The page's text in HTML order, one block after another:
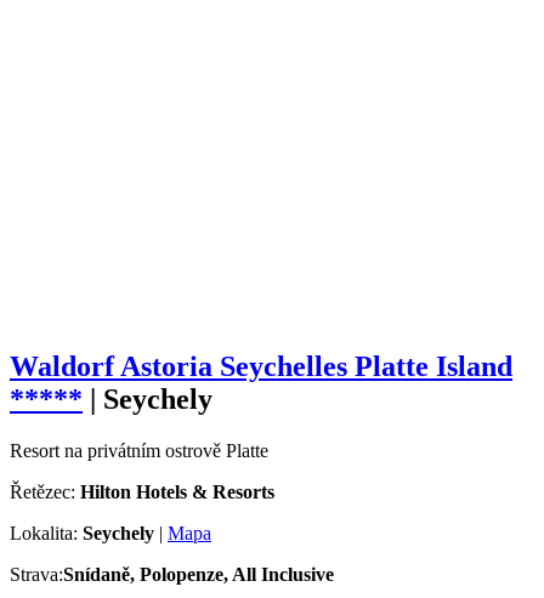
Waldorf Astoria Seychelles Platte Island
*****
Seychely
Resort na privátním ostrově Platte
Řetězec: Hilton Hotels & Resorts
Lokalita: Seychely | Mapa
Strava:Snídaně, Polopenze, All Inclusive